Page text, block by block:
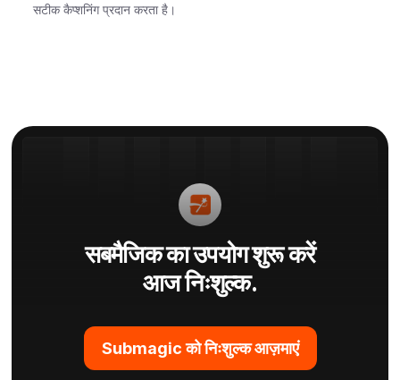
सटीक कैप्शनिंग प्रदान करता है।
सबमैजिक का उपयोग शुरू करें
आज निःशुल्क.
Submagic को निःशुल्क आज़माएं